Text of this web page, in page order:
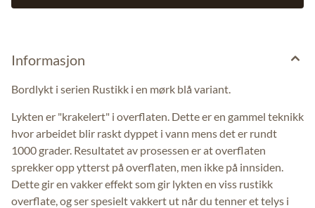
Informasjon
Bordlykt i serien Rustikk i en mørk blå variant.
Lykten er "krakelert" i overflaten. Dette er en gammel teknikk
hvor arbeidet blir raskt dyppet i vann mens det er rundt
1000 grader. Resultatet av prosessen er at overflaten
sprekker opp ytterst på overflaten, men ikke på innsiden.
Dette gir en vakker effekt som gir lykten en viss rustikk
overflate, og ser spesielt vakkert ut når du tenner et telys i